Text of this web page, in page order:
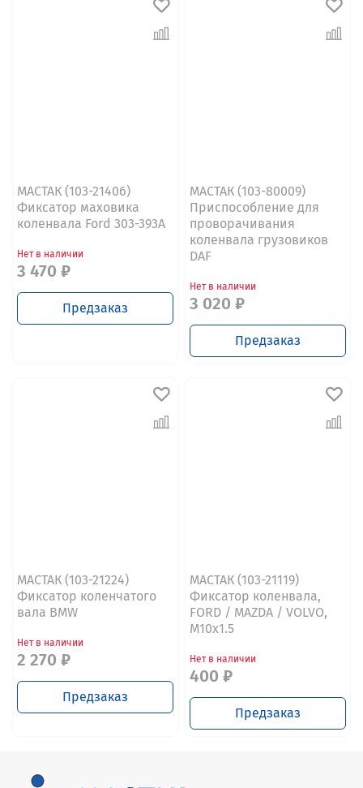
МАСТАК (103-21406)
Фиксатор маховика
коленвала Ford 303-393A
Нет в наличии
3 470 ₽
Предзаказ
МАСТАК (103-80009)
Приспособление для
проворачивания
коленвала грузовиков
DAF
Нет в наличии
3 020 ₽
Предзаказ
МАСТАК (103-21224)
Фиксатор коленчатого
вала BMW
Нет в наличии
2 270 ₽
Предзаказ
МАСТАК (103-21119)
Фиксатор коленвала,
FORD / MAZDA / VOLVO,
M10x1.5
Нет в наличии
400 ₽
Предзаказ